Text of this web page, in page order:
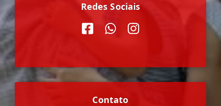
Redes Sociais
Contato